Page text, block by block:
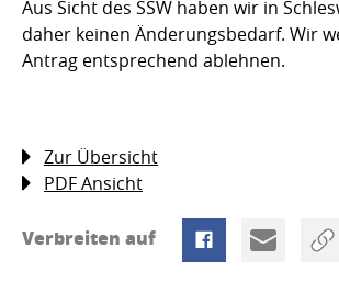
Aus Sicht des SSW haben wir in
daher keinen Änderungsbedarf. Wir
Antrag entsprechend ablehnen.
Zur Übersicht
PDF Ansicht
Verbreiten auf